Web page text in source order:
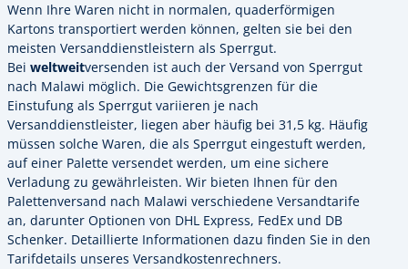
Wenn Ihre Waren nicht in normalen, quaderförmigen
Kartons transportiert werden können, gelten sie bei den
meisten Versanddienstleistern als Sperrgut.
Bei weltweitversenden ist auch der Versand von Sperrgut
nach Malawi möglich. Die Gewichtsgrenzen für die
Einstufung als Sperrgut variieren je nach
Versanddienstleister, liegen aber häufig bei 31,5 kg. Häufig
müssen solche Waren, die als Sperrgut eingestuft werden,
auf einer Palette versendet werden, um eine sichere
Verladung zu gewährleisten. Wir bieten Ihnen für den
Palettenversand nach Malawi verschiedene Versandtarife
an, darunter Optionen von DHL Express, FedEx und DB
Schenker. Detaillierte Informationen dazu finden Sie in den
Tarifdetails unseres Versandkostenrechners.